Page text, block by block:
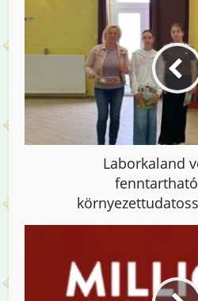
Laborkaland